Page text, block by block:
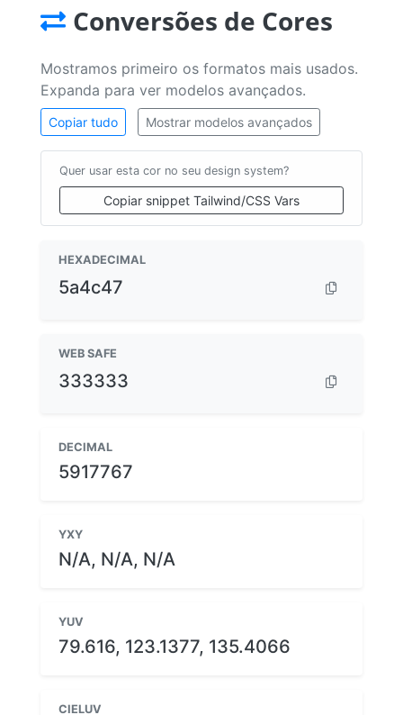
Conversões de Cores
Mostramos primeiro os formatos mais usados.
Expanda para ver modelos avançados.
Copiar tudo Mostrar modelos avançados
Quer usar esta cor no seu design system?
Copiar snippet Tailwind/CSS Vars
HEXADECIMAL
5a4c47
WEB SAFE
333333
DECIMAL
5917767
YXY
N/A, N/A, N/A
YUV
79.616, 123.1377, 135.4066
CIELUV